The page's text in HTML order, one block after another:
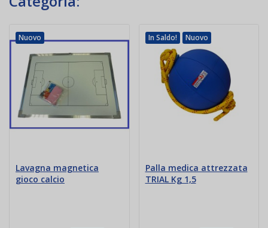
Nuovo
Lavagna magnetica
gioco calcio
In Saldo! Nuovo
Palla medica attrezzata
TRIAL Kg 1,5